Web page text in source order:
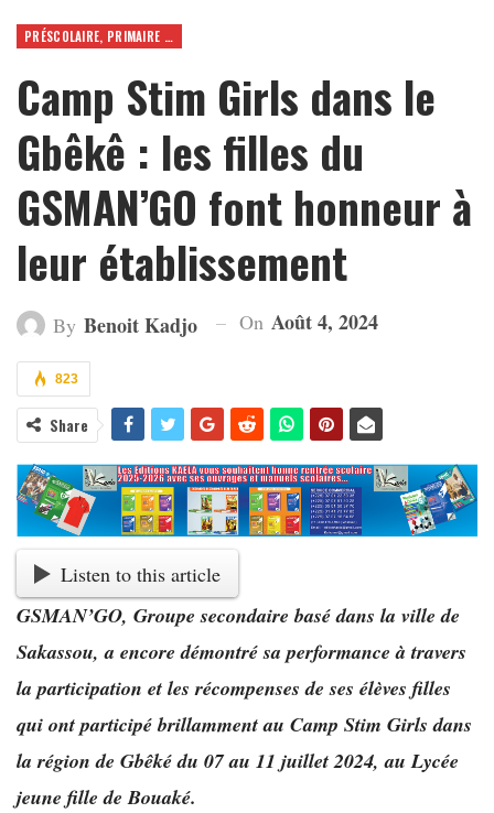
PRÉSCOLAIRE, PRIMAIRE ET SECONDAIRE
Camp Stim Girls dans le
Gbêkê : les filles du
GSMAN’GO font honneur à
leur établissement
By Benoit Kadjo On Août 4, 2024
823
Share
Listen to this article
GSMAN’GO, Groupe secondaire basé dans la ville de
Sakassou, a encore démontré sa performance à travers
la participation et les récompenses de ses élèves filles
qui ont participé brillamment au Camp Stim Girls dans
la région de Gbêké du 07 au 11 juillet 2024, au Lycée
jeune fille de Bouaké.